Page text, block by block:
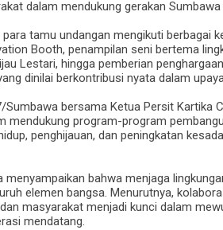
dalam mendukung gerakan
tamu undangan mengikuti berbagai
Booth, penampilan seni bertema
Lestari, hingga pemberian
dinilai berkontribusi nyata dalam
Sumbawa bersama Ketua Persit Kartika
mendukung program-program
penghijauan, dan peningkatan
menyampaikan bahwa menjaga
elemen bangsa. Menurutnya,
masyarakat menjadi kunci dalam
mendatang.